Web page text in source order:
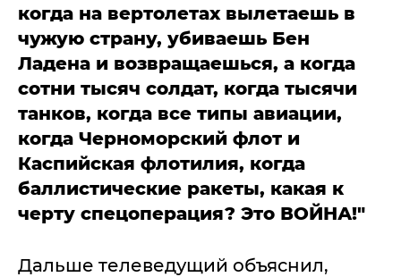
когда на вертолетах вылетаешь в
чужую страну, убиваешь Бен
Ладена и возвращаешься, а когда
сотни тысяч солдат, когда тысячи
танков, когда все типы авиации,
когда Черноморский флот и
Каспийская флотилия, когда
баллистические ракеты, какая к
черту спецоперация? Это ВОЙНА!"
Дальше телеведущий объяснил,